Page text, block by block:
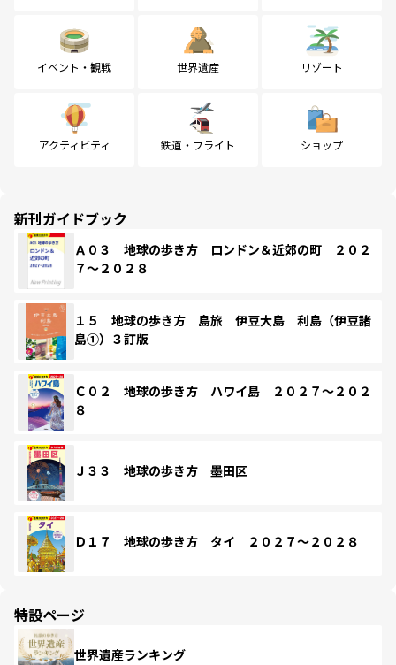
イベント・観戦 世界遺産 リゾート
アクティビティ 鉄道・フライト ショップ
新刊ガイドブック
Ａ０３ 地球の歩き方 ロンドン＆近郊の町 ２０２
７～２０２８
１５ 地球の歩き方 島旅 伊豆大島 利島（伊豆諸
島①）３訂版
Ｃ０２ 地球の歩き方 ハワイ島 ２０２７～２０２
８
Ｊ３３ 地球の歩き方 墨田区
Ｄ１７ 地球の歩き方 タイ ２０２７～２０２８
特設ページ
世界遺産ランキング